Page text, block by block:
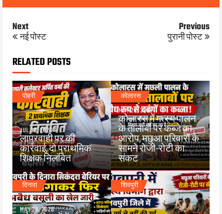
Next
नई पोस्ट
Previous
पुरानी पोस्ट
RELATED POSTS
पोहरी
JUL 30, 2026
लापरवाही पर की
कार्रवाई, दो प्राथमिक
शिक्षक निलंबित
कोलारस
MAY 26, 2026
कोलारस में मत्स्य पालन
के तालाबों पर कब्जे का
आरोप, मछुआ परिवारों के
सामने रोजी-रोटी का
संकट
दिनारा
MAY 20, 2026
शिवपुरी